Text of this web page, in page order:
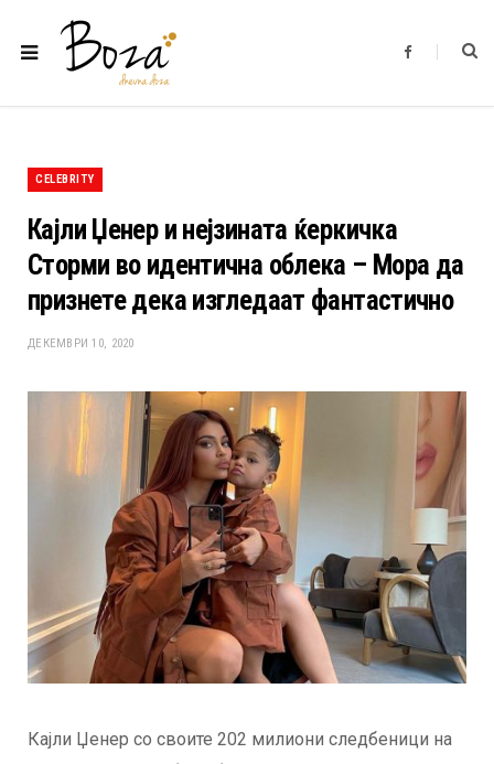
F
b
CELEBRITY
Кајли Џенер и нејзината ќеркичка
Сторми во идентична облека – Мора да
признете дека изгледаат фантастично
ДЕКЕМВРИ 10, 2020
Кајли Џенер со своите 202 милиони следбеници на